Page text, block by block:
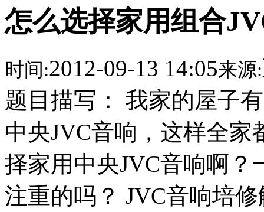
怎么选择家用组合
时间:2012-09-13 14:05来源:
题目描写： 我家的屋子
中央JVC音响，这样全
择家用中央JVC音响啊
注重的吗？ JVC音响培